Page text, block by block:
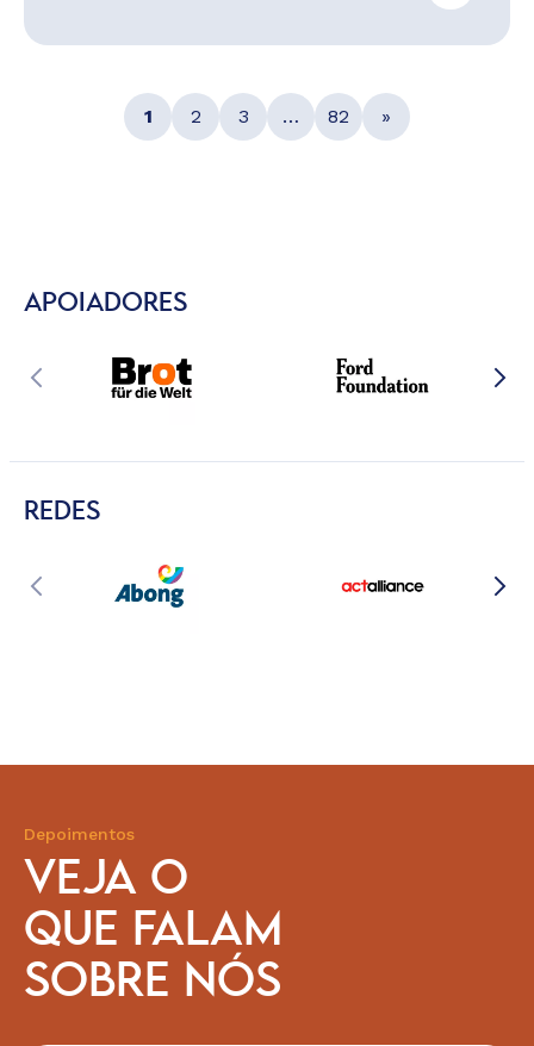
1 2 3 … 82 »
APOIADORES
REDES
Depoimentos
VEJA O
QUE FALAM
SOBRE NÓS